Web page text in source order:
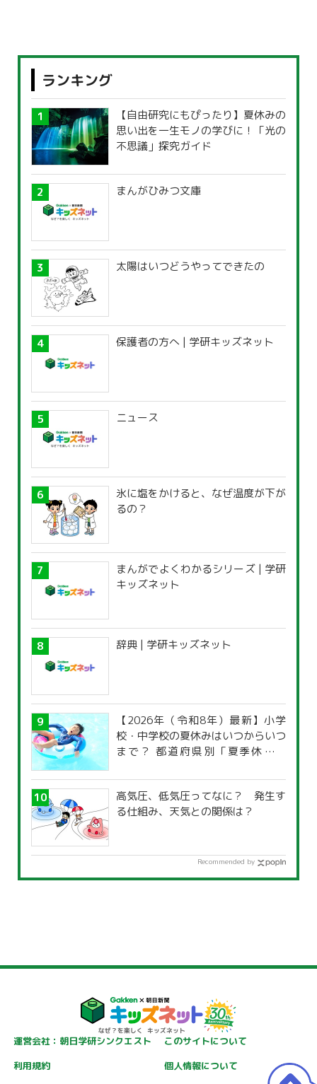
ランキング
【自由研究にもぴったり】夏休みの
思い出を一生モノの学びに！「光の
不思議」探究ガイド
まんがひみつ文庫
太陽はいつどうやってできたの
保護者の方へ | 学研キッズネット
ニュース
氷に塩をかけると、なぜ温度が下が
るの？
まんがでよくわかるシリーズ | 学研
キッズネット
辞典 | 学研キッズネット
【2026年（令和8年）最新】小学
校・中学校の夏休みはいつからいつ
まで？ 都道府県別「夏季休暇一
高気圧、低気圧ってなに？ 発生す
る仕組み、天気との関係は？
Recommended by
運営会社：朝日学研シンクエスト
このサイトについて
利用規約
個人情報について